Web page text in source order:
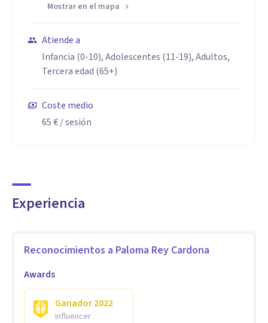
Mostrar en el mapa
Atiende a
Infancia (0-10), Adolescentes (11-19), Adultos,
Tercera edad (65+)
Coste medio
65 €/ sesión
Experiencia
Reconocimientos a Paloma Rey Cardona
Awards
Ganador2022
influencer